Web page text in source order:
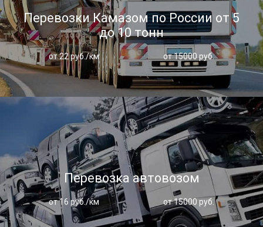
Перевозки Камазом по России от 5
до 10 тонн
от 22 руб./км от 15000 руб.
Перевозка автовозом
от 16 руб./км от 15000 руб.